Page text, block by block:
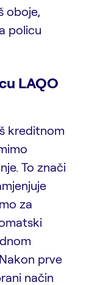
oboje,
policu
LAQO
kreditnom
To znači
za
prve
način